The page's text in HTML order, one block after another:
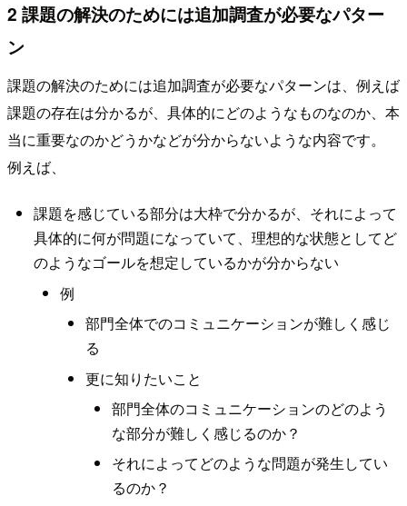
2 課題の解決のためには追加調査が必要なパター
ン
課題の解決のためには追加調査が必要なパターンは、例えば
課題の存在は分かるが、具体的にどのようなものなのか、本
当に重要なのかどうかなどが分からないような内容です。
例えば、
課題を感じている部分は大枠で分かるが、それによって
具体的に何が問題になっていて、理想的な状態としてど
のようなゴールを想定しているかが分からない
例
部門全体でのコミュニケーションが難しく感じ
る
更に知りたいこと
部門全体のコミュニケーションのどのよう
な部分が難しく感じるのか？
それによってどのような問題が発生してい
るのか？